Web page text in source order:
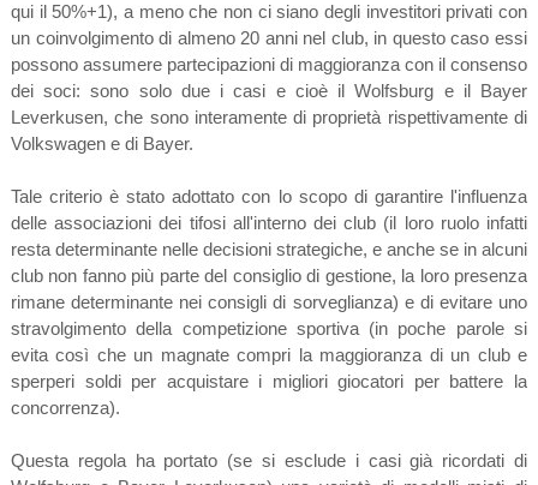
qui il 50%+1), a meno che non ci siano degli investitori privati con
un coinvolgimento di almeno 20 anni nel club, in questo caso essi
possono assumere partecipazioni di maggioranza con il consenso
dei soci: sono solo due i casi e cioè il Wolfsburg e il Bayer
Leverkusen, che sono interamente di proprietà rispettivamente di
Volkswagen e di Bayer.
Tale criterio è stato adottato con lo scopo di garantire l'influenza
delle associazioni dei tifosi all'interno dei club (il loro ruolo infatti
resta determinante nelle decisioni strategiche, e anche se in alcuni
club non fanno più parte del consiglio di gestione, la loro presenza
rimane determinante nei consigli di sorveglianza) e di evitare uno
stravolgimento della competizione sportiva (in poche parole si
evita così che un magnate compri la maggioranza di un club e
sperperi soldi per acquistare i migliori giocatori per battere la
concorrenza).
Questa regola ha portato (se si esclude i casi già ricordati di